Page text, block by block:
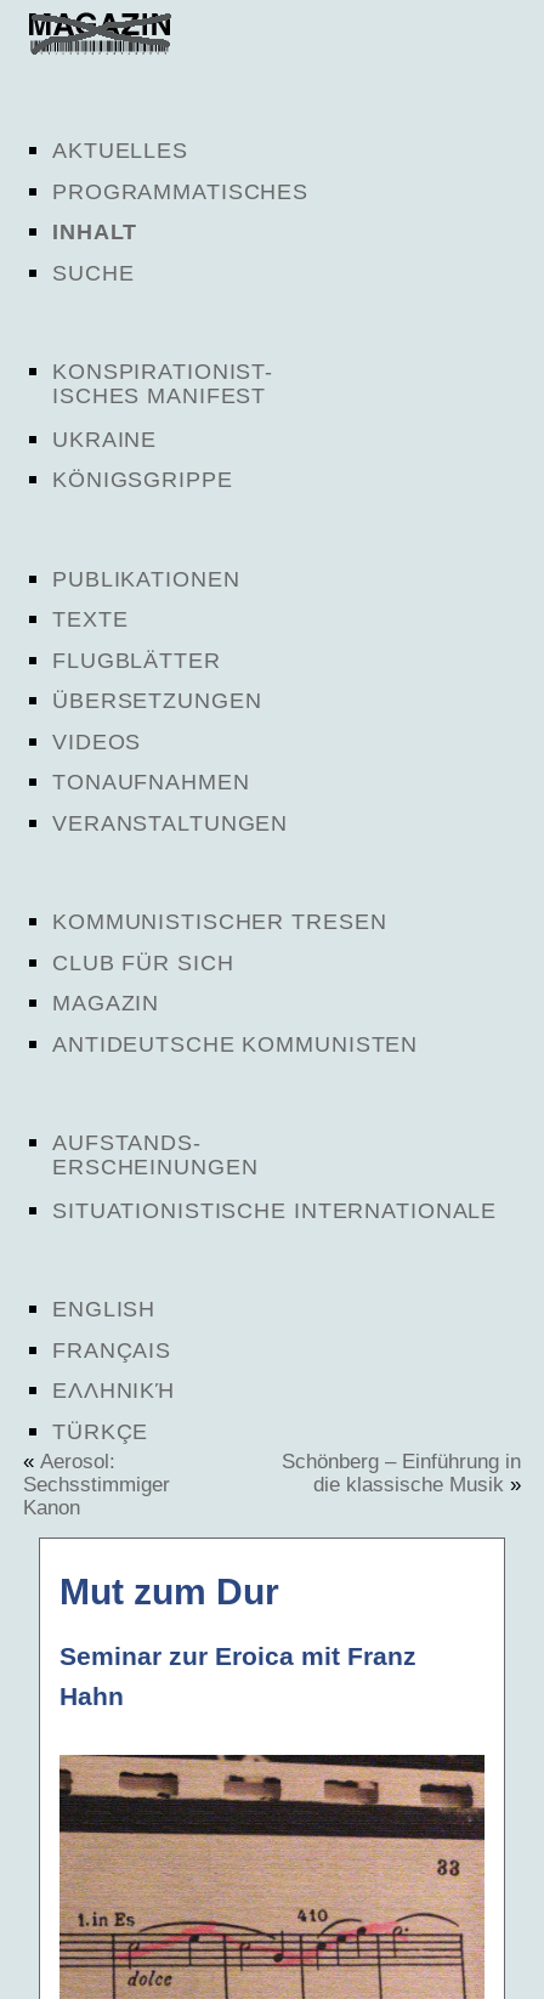
AKTUELLES
PROGRAMMATISCHES
INHALT
SUCHE
KONSPIRATIONIST-
ISCHES MANIFEST
UKRAINE
KÖNIGSGRIPPE
PUBLIKATIONEN
TEXTE
FLUGBLÄTTER
ÜBERSETZUNGEN
VIDEOS
TONAUFNAHMEN
VERANSTALTUNGEN
KOMMUNISTISCHER TRESEN
CLUB FÜR SICH
MAGAZIN
ANTIDEUTSCHE KOMMUNISTEN
AUFSTANDS-
ERSCHEINUNGEN
SITUATIONISTISCHE INTERNATIONALE
ENGLISH
FRANÇAIS
ΕΛΛΗΝΙΚΉ
TÜRKÇE
« Aerosol:
Sechsstimmiger
Kanon
Schönberg – Einführung in
die klassische Musik »
Mut zum Dur
Seminar zur Eroica mit Franz
Hahn